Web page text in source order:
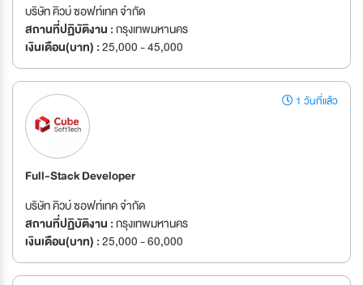
บริษัท คิวบ์ ซอฟท์เทค จำกัด
สถานที่ปฏิบัติงาน :กรุงเทพมหานคร
เงินเดือน(บาท) :25,000 - 45,000
1 วันที่แล้ว
Full-Stack Developer
บริษัท คิวบ์ ซอฟท์เทค จำกัด
สถานที่ปฏิบัติงาน :กรุงเทพมหานคร
เงินเดือน(บาท) :25,000 - 60,000